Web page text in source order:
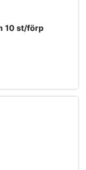
10 st/förp